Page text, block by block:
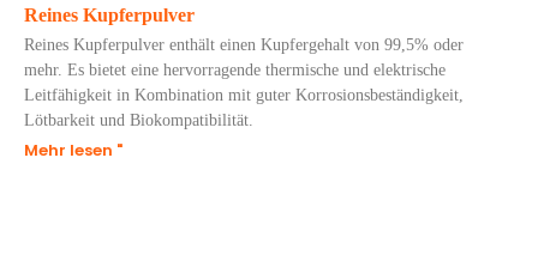
Reines Kupferpulver
Reines Kupferpulver enthält einen Kupfergehalt von 99,5% oder
mehr. Es bietet eine hervorragende thermische und elektrische
Leitfähigkeit in Kombination mit guter Korrosionsbeständigkeit,
Lötbarkeit und Biokompatibilität.
Mehr lesen "